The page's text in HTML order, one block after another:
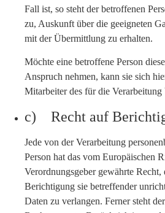
Fall ist, so steht der betroffenen
zu, Auskunft über die geeigneten
mit der Übermittlung zu erhalten.
Möchte eine betroffene Person
Anspruch nehmen, kann sie sich
Mitarbeiter des für die
c) Recht auf
Jede von der Verarbeitung
Person hat das vom Europäischen
Verordnungsgeber gewährte
Berichtigung sie betreffender
Daten zu verlangen. Ferner steht